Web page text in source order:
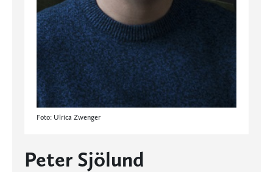
Foto: Ulrica Zwenger
Peter Sjölund